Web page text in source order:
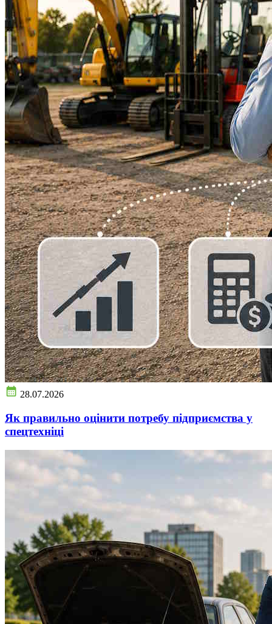
28.07.2026
Як правильно оцінити потребу підприємства у
спецтехніці